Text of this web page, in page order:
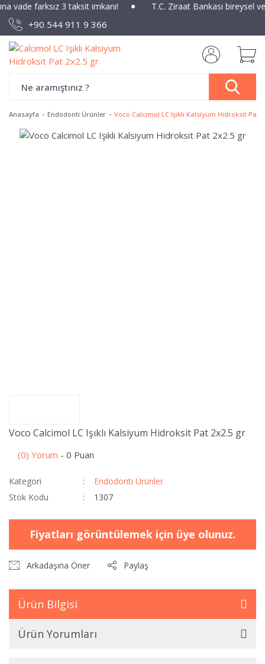
vade farksız 3 taksit imkanı! T.C. Ziraat Bankası bireysel
+90 544 911 9 366
Anasayfa Endodonti Ürünler Voco Calcimol LC Işıklı Kalsiyum Hidroksit Pat
Voco Calcimol LC Işıklı Kalsiyum Hidroksit Pat 2x2.5 gr
(0) Yorum - 0 Puan
Kategori
Endodonti Ürünler
Stok Kodu
1307
Fiyatları görüntülemek için üye olunuz.
Arkadaşına Öner Paylaş
Ürün Bilgisi
Ürün Yorumları